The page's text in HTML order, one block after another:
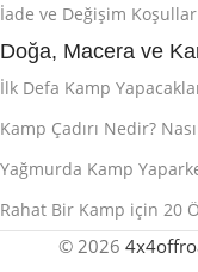
İade ve Değişim
Doğa, Macera ve
İlk Defa Kamp
Kamp Çadırı Nedir?
Yağmurda Kamp
Rahat Bir Kamp için 20
© 2026